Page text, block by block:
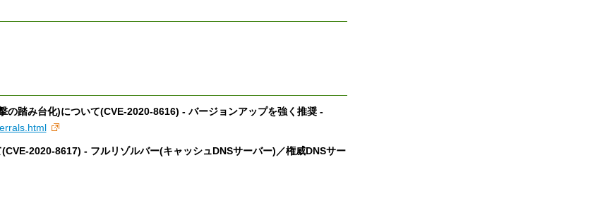
踏み台化)について(CVE-2020-8616) - バージョンアップを強く推奨 -
2020-8617) - フルリゾルバー(キャッシュDNSサーバー)／権威DNSサー